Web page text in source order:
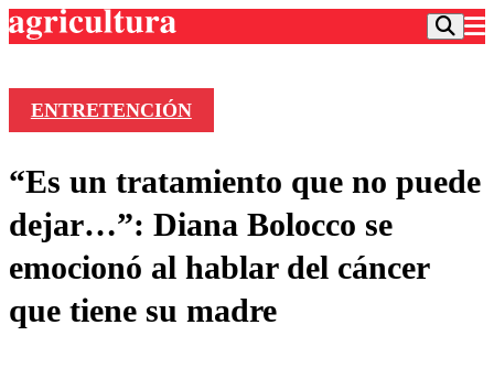
Frecuencias
Agricultura TV
Deportes
Colo Colo
Motor
Entretención
Vida Social
ENTRETENCIÓN
“Es un tratamiento que no puede
dejar…”: Diana Bolocco se
emocionó al hablar del cáncer
que tiene su madre